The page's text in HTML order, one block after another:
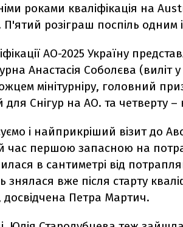
роками кваліфікація на
П'ятий розіграш поспіль одним
АO-2025 Україну
Анастасія Соболєва (виліт
мінітурніру, головний
для Снігур на AO. та четверту
і найприкріший візит до
час першою запасною на
в сантиметрі від
знялася вже після старту
досвідчена Петра Мартич.